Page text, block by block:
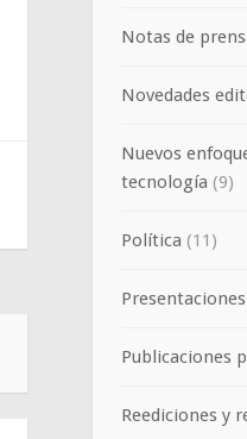
Notas de
Novedades
Nuevos
tecnología (9)
Política (11)
Publicaciones
Reediciones y